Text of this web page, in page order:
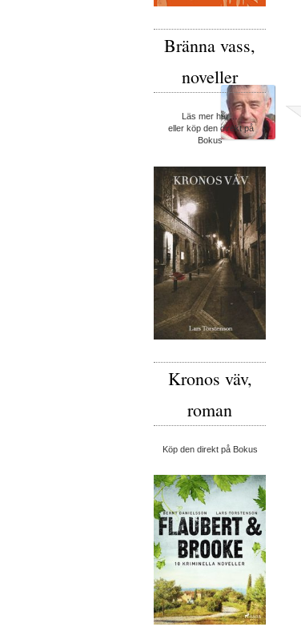
Bränna vass,
noveller
Läs mer här…
eller köp den direkt på
Bokus
Kronos väv,
roman
Köp den direkt på Bokus